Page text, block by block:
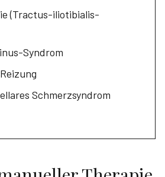
(Tractus-iliotibialis-
Syndrom
Schmerzsyndrom